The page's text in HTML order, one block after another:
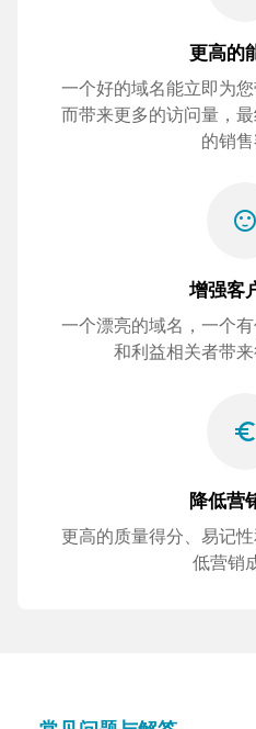
更高的
一个好的域名能立即为
而带来更多的访问量，
的销售
sentiment_satisfied
增强客
一个漂亮的域名，一个
和利益相关者带来
euro_symbol
降低营
更高的质量得分、易记
低营销